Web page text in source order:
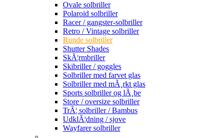
Ovale solbriller
Polaroid solbriller
Racer / gangster-solbriller
Retro / Vintage solbriller
Runde solbriller
Shutter Shades
SkÃ¦rmbriller
Skibriller / goggles
Solbriller med farvet glas
Solbriller med mÃ¸rkt glas
Sports solbriller og lÃ¸be
Store / oversize solbriller
TrÃ¦ solbriller / Bambus
UdklÃ¦dning / sjove
Wayfarer solbriller